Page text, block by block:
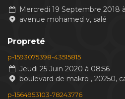
Mercredi 19 Septembre 2018
avenue mohamed v, salé
Propreté
p-1593075398-43515815
Jeudi 25 Juin 2020 à 08:56
boulevard de makro , 20250,
p-1564953103-78243776